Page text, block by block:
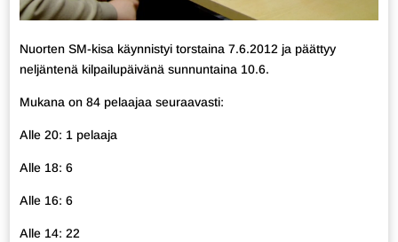
Nuorten SM-kisa käynnistyi torstaina 7.6.2012 ja päättyy
neljäntenä kilpailupäivänä sunnuntaina 10.6.
Mukana on 84 pelaajaa seuraavasti:
Alle 20: 1 pelaaja
Alle 18: 6
Alle 16: 6
Alle 14: 22